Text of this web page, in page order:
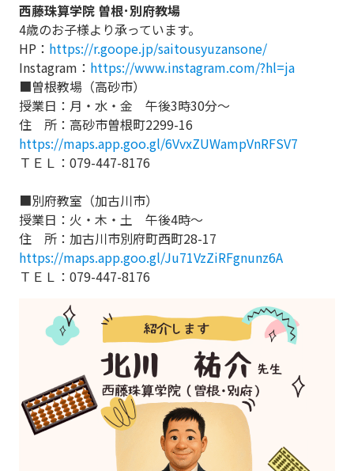
西藤珠算学院 曽根･別府教場
4歳のお子様より承っています。
HP： https://r.goope.jp/saitousyuzansone/
Instagram： https://www.instagram.com/?hl=ja
■曽根教場（高砂市）
授業日：月・水・金 午後3時30分～
住 所：高砂市曽根町2299-16
https://maps.app.goo.gl/6VvxZUWampVnRFSV7
ＴＥＬ：079-447-8176
■別府教室（加古川市）
授業日：火・木・土 午後4時～
住 所：加古川市別府町西町28-17
https://maps.app.goo.gl/Ju71VzZiRFgnunz6A
ＴＥＬ：079-447-8176